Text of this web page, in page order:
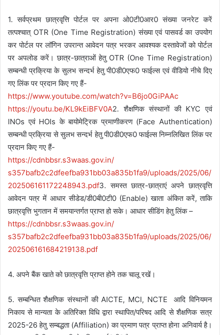
1. सर्वप्रथम छात्रवृत्ति पोर्टल पर अपना ओ0टी0आर0 संख्या जनरेट करें
तत्पश्चात् OTR (One Time Registration) संख्या एवं पासवर्ड का उपयोग
कर पोर्टल पर लॉगिन उपरान्त आवेदन पत्र भरकर आवश्यक दस्तावेजों को पोर्टल
पर अपलोड करें। छात्र-छात्राओं हेतु OTR (One Time Registration)
सम्बन्धी प्रक्रिया के सुलभ सन्दर्भ हेतु पी0डी0एफ0 फाईल्स एवं वीडियो नीचे दिए
गए लिंक पर प्रदान किए गए हैं-
https://www.youtube.com/watch?v=B6jo0GiPAAc
https://youtu.be/KL9kEiBFV0A2. शैक्षणिक संस्थानों की KYC एवं
INOs एवं HOIs के बायोमेट्रिक प्रमाणीकरण (Face Authentication)
सम्बन्धी प्रक्रिया से सुलभ सन्दर्भ हेतु पी0डी0एफ0 फाईल्स निम्नलिखित लिंक पर
प्रदान किए गए हैं-
https://cdnbbsr.s3waas.gov.in/
s357bafb2c2dfeefba931bb03a835b1fa9/uploads/2025/06/
202506161172248943.pdf3. समस्त छात्र-छात्राएं अपने छात्रवृत्ति
आवेदन पत्र में आधार सीडेड/डी0बी0टी0 (Enable) खाता अंकित करें, ताकि
छात्रवृत्ति भुगतान में समयान्तर्गत प्राप्त हो सके। आधार सीडिंग हेतु लिंक –
https://cdnbbsr.s3waas.gov.in/
s357bafb2c2dfeefba931bb03a835b1fa9/uploads/2025/06/
202506161684219138.pdf
4. अपने बैंक खाते को छात्रवृत्ति प्राप्त होने तक चालू रखें।
5. सम्बन्धित शैक्षणिक संस्थानों की AICTE, MCI, NCTE आदि विनियमन
निकाय से मान्यता के अतिरिक्त विधि द्वारा स्थापित/परिषद आदि से शैक्षणिक सत्र
2025-26 हेतु सम्बद्धता (Affiliation) का प्रमाण पत्र प्राप्त होना अनिवार्य है।